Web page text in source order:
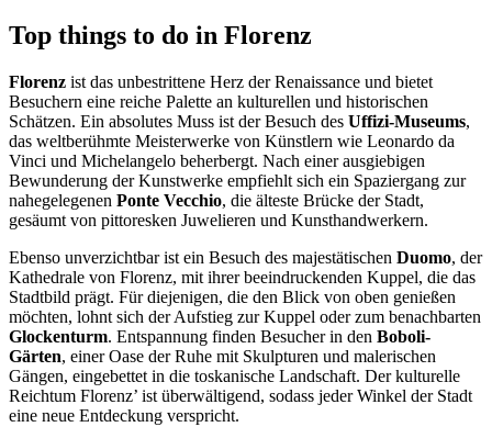
Top things to do in Florenz
Florenz ist das unbestrittene Herz der Renaissance und bietet
Besuchern eine reiche Palette an kulturellen und historischen
Schätzen. Ein absolutes Muss ist der Besuch des Uffizi-Museums,
das weltberühmte Meisterwerke von Künstlern wie Leonardo da
Vinci und Michelangelo beherbergt. Nach einer ausgiebigen
Bewunderung der Kunstwerke empfiehlt sich ein Spaziergang zur
nahegelegenen Ponte Vecchio, die älteste Brücke der Stadt,
gesäumt von pittoresken Juwelieren und Kunsthandwerkern.
Ebenso unverzichtbar ist ein Besuch des majestätischen Duomo, der
Kathedrale von Florenz, mit ihrer beeindruckenden Kuppel, die das
Stadtbild prägt. Für diejenigen, die den Blick von oben genießen
möchten, lohnt sich der Aufstieg zur Kuppel oder zum benachbarten
Glockenturm. Entspannung finden Besucher in den Boboli-
Gärten, einer Oase der Ruhe mit Skulpturen und malerischen
Gängen, eingebettet in die toskanische Landschaft. Der kulturelle
Reichtum Florenz’ ist überwältigend, sodass jeder Winkel der Stadt
eine neue Entdeckung verspricht.